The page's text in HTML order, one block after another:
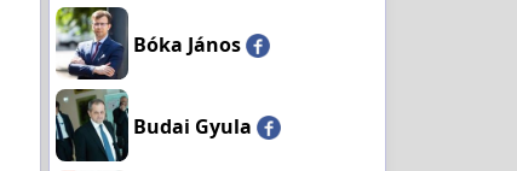
Bóka János
Budai Gyula